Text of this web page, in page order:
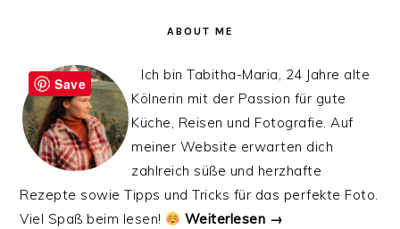
ABOUT ME
Ich bin Tabitha-Maria, 24 Jahre alte
Kölnerin mit der Passion für gute
Küche, Reisen und Fotografie. Auf
meiner Website erwarten dich
zahlreich süße und herzhafte
Rezepte sowie Tipps und Tricks für das perfekte Foto.
Viel Spaß beim lesen!
Weiterlesen →
Save